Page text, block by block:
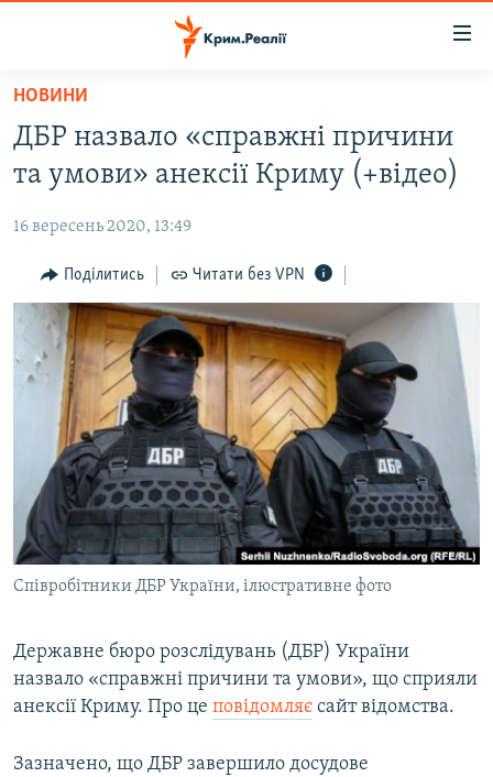
Перейти
основного
матеріалу
Перейти
до
навігації
Перейти
пошуку
ВОДА.КРИМ
ВІДЕО ТА ФОТО
ПОЛІТИКА
БЛОГИ
ПОГЛЯД
ІНТЕРВ'Ю
ВСЕ ЗА ДЕНЬ
СПЕЦПРОЕКТИ
ДЕПОРТАЦІЯ
ВІДЕОУРОКИ «ELIFBE»
СВІДЧЕННЯ ОКУПАЦІЇ
УКРАЇНСЬКА ПРОБЛЕМА КРИМУ
ЯК ОБІЙТИ БЛОКУВАННЯ
Русский
Qırımtatar
НОВИНИ
ДБР назвало «справжні причини
та умови» анексії Криму (+відео)
16 вересень 2020, 13:49
Поділитись Читати без VPN
Співробітники ДБР України, ілюстративне фото
Державне бюро розслідувань (ДБР) України
назвало «справжні причини та умови», що сприяли
анексії Криму. Про це повідомляє сайт відомства.
Зазначено, що ДБР завершило досудове